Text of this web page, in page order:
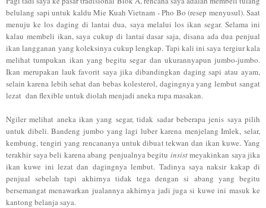
belulang sapi untuk kaldu Mie Kuah Vietnam - Pho Bo (resep menyusul). Saat
menuju ke los daging di lantai dua, saya melalui los ikan segar. Selama ini
kalau membeli ikan, saya cukup di lantai dasar saja, disana ada dua penjual
ikan langganan yang koleksinya cukup lengkap. Tapi kali ini saya tergiur kala
melihat tumpukan ikan yang begitu segar dan ukurannyapun jumbo-jumbo.
Ikan merupakan lauk favorit saya jika dibandingkan daging sapi atau ayam,
selain karena lebih sehat dan bebas kolesterol, dagingnya yang lembut sangat
lezat dan flexible untuk diolah menjadi aneka rupa masakan.
Ngiler melihat aneka ikan yang segar, tidak sadar beberapa jenis saya pilih
untuk dibeli. Bandeng jumbo yang lagi luber karena menjelang Imlek, selar,
kembung, tengiri yang rencananya untuk dibuat tekwan dan ikan kuwe. Yang
terakhir saya beli karena abang penjualnya begitu insistmeyakinkan saya jika
ikan kuwe ini lezat dan dagingnya lembut. Tadinya saya naksir kakap di
penjual sebelah tapi akhirnya tidak tega dengan si abang yang begitu
bersemangat menawarkan jualannya akhirnya jadi juga si kuwe ini masuk ke
kantong belanja saya.